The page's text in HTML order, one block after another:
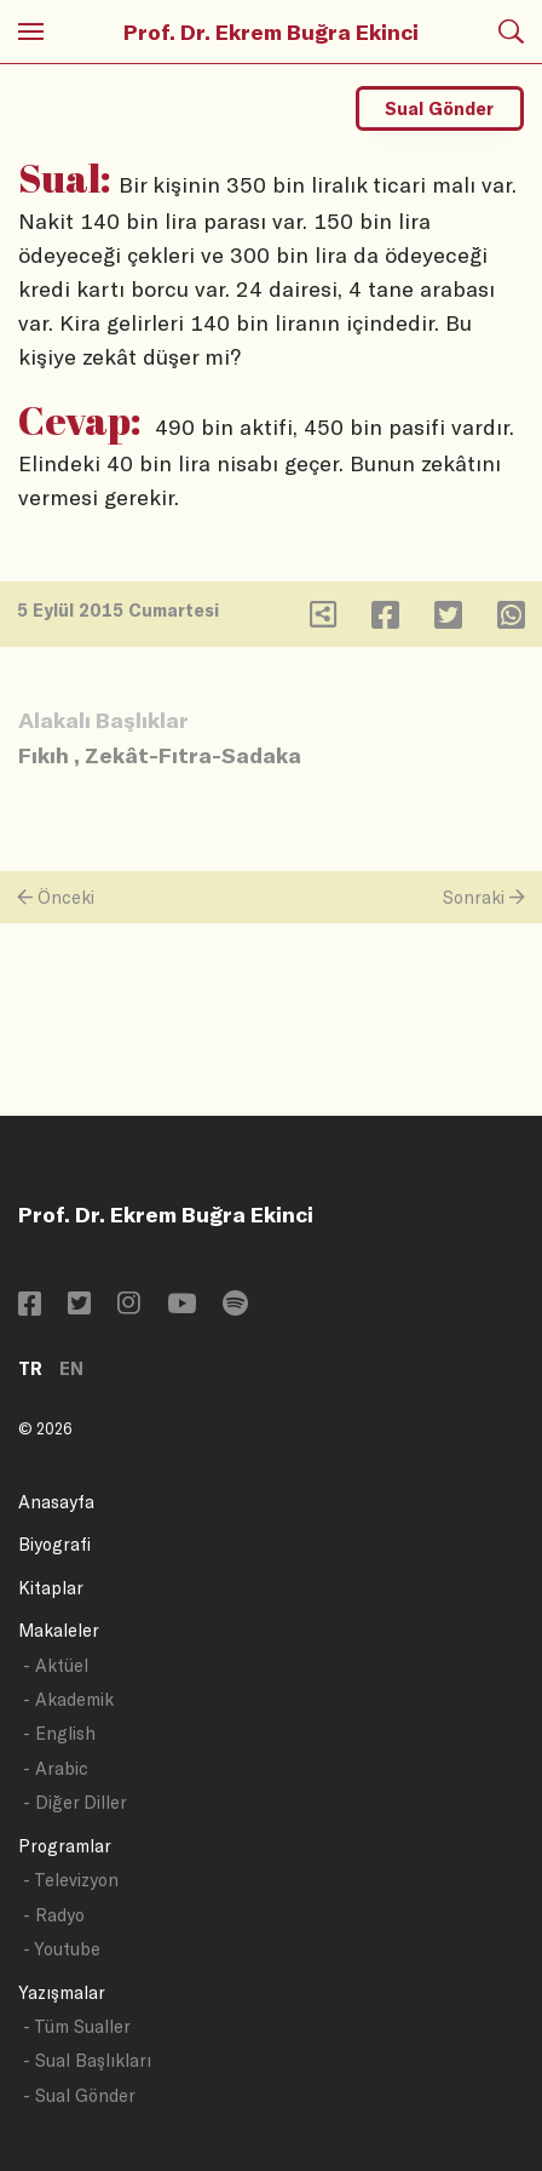
Prof. Dr. Ekrem Buğra Ekinci
Sual: Bir kişinin 350 bin liralık ticari malı var.
Nakit 140 bin lira parası var. 150 bin lira
ödeyeceği çekleri ve 300 bin lira da ödeyeceği
kredi kartı borcu var. 24 dairesi, 4 tane arabası
var. Kira gelirleri 140 bin liranın içindedir. Bu
kişiye zekât düşer mi?
Sual Gönder
Cevap: 490 bin aktifi, 450 bin pasifi vardır.
Elindeki 40 bin lira nisabı geçer. Bunun zekâtını
vermesi gerekir.
5 Eylül 2015 Cumartesi
Alakalı Başlıklar
Fıkıh , Zekât-Fıtra-Sadaka
Önceki Sonraki
Prof. Dr. Ekrem Buğra Ekinci
TR EN
© 2026
Anasayfa
Biyografi
Kitaplar
Makaleler
- Aktüel
- Akademik
- English
- Arabic
- Diğer Diller
Programlar
- Televizyon
- Radyo
- Youtube
Yazışmalar
- Tüm Sualler
- Sual Başlıkları
- Sual Gönder